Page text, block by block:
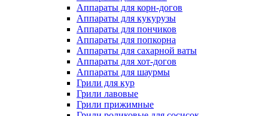
Аппараты для корн-догов
Аппараты для кукурузы
Аппараты для пончиков
Аппараты для попкорна
Аппараты для сахарной ваты
Аппараты для хот-догов
Аппараты для шаурмы
Грили для кур
Грили лавовые
Грили прижимные